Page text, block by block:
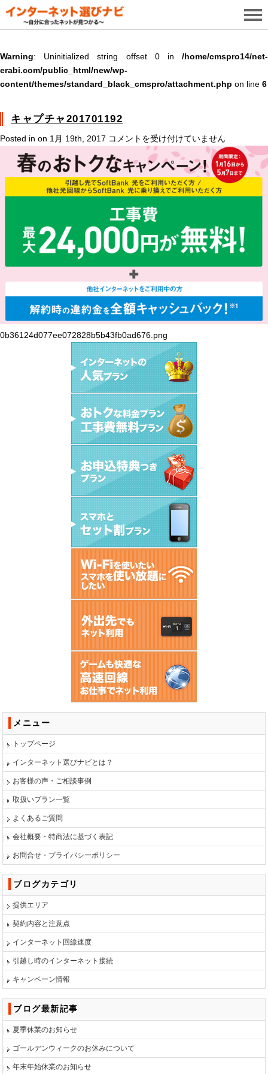
Warning: Uninitialized string offset 0 in /home/cmspro14/net-
erabi.com/public_html/new/wp-
content/themes/standard_black_cmspro/attachment.php on line 6
キャプチャ201701192
Posted in on 1月 19th, 2017 キ
プ
チ
ャ
201701192
は
コメントを受け付けていません
0b36124d077ee072828b5b43fb0ad676.png
メニュー
トップページ
インターネット選びナビとは？
お客様の声・ご相談事例
取扱いプラン一覧
よくあるご質問
会社概要・特商法に基づく表記
お問合せ・プライバシーポリシー
ブログカテゴリ
提供エリア
契約内容と注意点
インターネット回線速度
引越し時のインターネット接続
キャンペーン情報
ブログ最新記事
夏季休業のお知らせ
ゴールデンウィークのお休みについて
年末年始休業のお知らせ